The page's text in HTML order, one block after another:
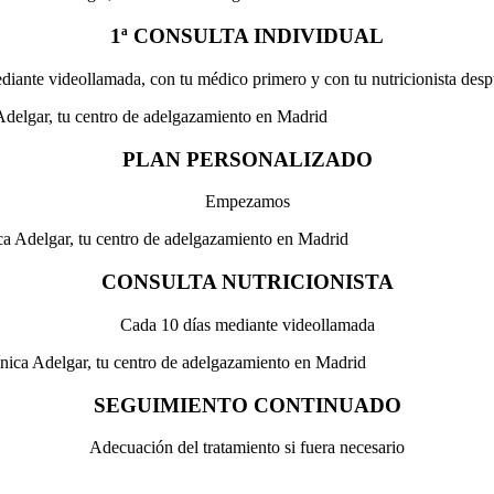
1ª CONSULTA INDIVIDUAL
videollamada, con tu médico primero y con tu nutricionista
PLAN PERSONALIZADO
Empezamos
CONSULTA NUTRICIONISTA
Cada 10 días mediante videollamada
SEGUIMIENTO CONTINUADO
Adecuación del tratamiento si fuera necesario